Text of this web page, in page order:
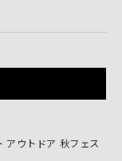
ウトドア 秋フェス